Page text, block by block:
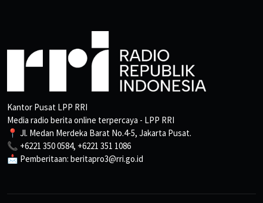
Kantor Pusat LPP RRI
Media radio berita online terpercaya - LPP RRI
📍 Jl. Medan Merdeka Barat No.4-5, Jakarta Pusat.
📞 +6221 350 0584, +6221 351 1086
📩 Pemberitaan: beritapro3@rri.go.id